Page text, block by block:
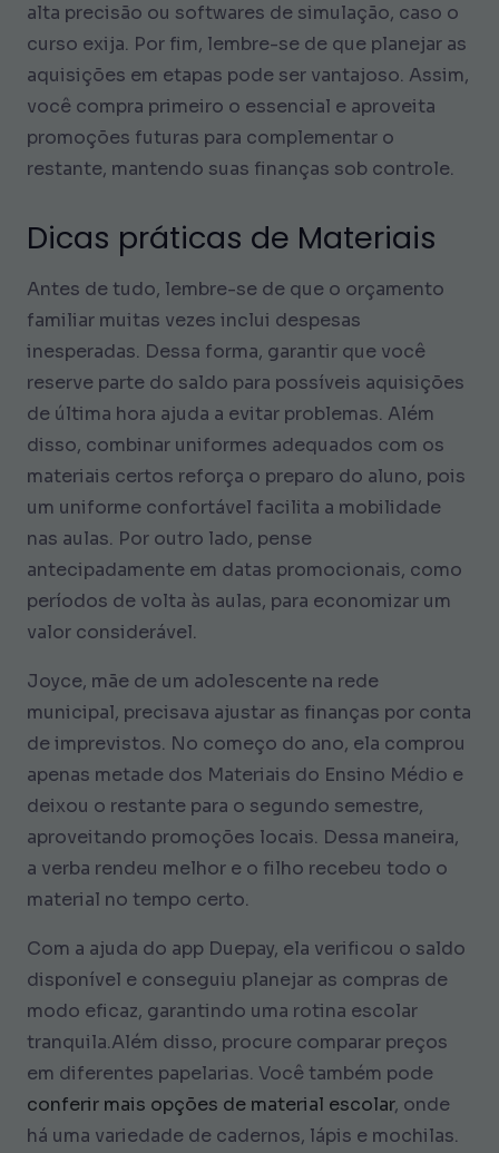
alta precisão ou softwares de simulação, caso o
curso exija. Por fim, lembre-se de que planejar as
aquisições em etapas pode ser vantajoso. Assim,
você compra primeiro o essencial e aproveita
promoções futuras para complementar o
restante, mantendo suas finanças sob controle.
Dicas práticas de Materiais
Antes de tudo, lembre-se de que o orçamento
familiar muitas vezes inclui despesas
inesperadas. Dessa forma, garantir que você
reserve parte do saldo para possíveis aquisições
de última hora ajuda a evitar problemas. Além
disso, combinar uniformes adequados com os
materiais certos reforça o preparo do aluno, pois
um uniforme confortável facilita a mobilidade
nas aulas. Por outro lado, pense
antecipadamente em datas promocionais, como
períodos de volta às aulas, para economizar um
valor considerável.
Joyce, mãe de um adolescente na rede
municipal, precisava ajustar as finanças por conta
de imprevistos. No começo do ano, ela comprou
apenas metade dos Materiais do Ensino Médio e
deixou o restante para o segundo semestre,
aproveitando promoções locais. Dessa maneira,
a verba rendeu melhor e o filho recebeu todo o
material no tempo certo.
Com a ajuda do app Duepay, ela verificou o saldo
disponível e conseguiu planejar as compras de
modo eficaz, garantindo uma rotina escolar
tranquila.Além disso, procure comparar preços
em diferentes papelarias. Você também pode
conferir mais opções de material escolar, onde
há uma variedade de cadernos, lápis e mochilas.